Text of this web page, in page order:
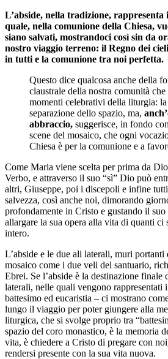
L’abside, nella tradizione,
quale, nella comunione della Chiesa,
siano salvati, mostrandoci così sin da
nostro viaggio terreno: il Regno dei
in tutti e la comunione tra noi perfetta.
Questo dice qualcosa anche della
claustrale della nostra comunità
momenti celebrativi della liturgia: la
separazione dello spazio, ma,
abbraccio, suggerisce, in fondo
scene del mosaico, che ogni
Chiesa è per la comunione e a
Come Maria viene scelta per prima da
Verbo, e attraverso il suo “sì” Dio può
altri, Giuseppe, poi i discepoli e infine
salvezza, così anche noi, dimorando
profondamente in Cristo e gustando il
allargare la sua opera alla vita di quanti
intero.
L’abside e le due ali laterali, muri portanti
mosaico come i due veli del santuario,
Ebrei. Se l’abside è la destinazione finale
laterali, nelle quali vengono rappresentati
battesimo ed eucaristia – ci mostrano
lungo il viaggio per poter giungere alla
liturgica, che si svolge proprio tra
spazio del coro monastico, è la memoria
vita, è chiedere a Cristo di pregare con
rendersi presente con la sua vita nuova.